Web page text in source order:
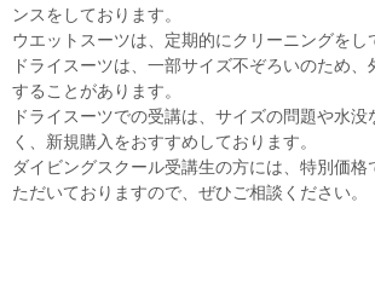
ンスをしております。
ウエットスーツは、定期的にクリーニングをし
ドライスーツは、一部サイズ不ぞろいのため、
することがあります。
ドライスーツでの受講は、サイズの問題や水
く、新規購入をおすすめしております。
ダイビングスクール受講生の方には、特別価格
ただいておりますので、ぜひご相談ください。